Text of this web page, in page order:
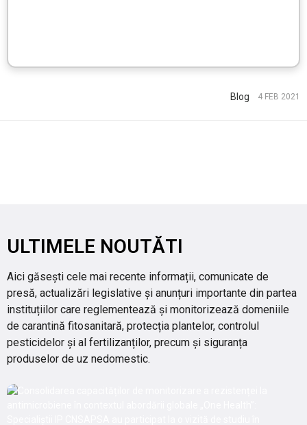
Blog 4 FEB 2021
ULTIMELE NOUTĂTI
Aici găsești cele mai recente informații, comunicate de
presă, actualizări legislative și anunțuri importante din partea
instituțiilor care reglementează și monitorizează domeniile
de carantină fitosanitară, protecția plantelor, controlul
pesticidelor și al fertilizanților, precum și siguranța
produselor de uz nedomestic.